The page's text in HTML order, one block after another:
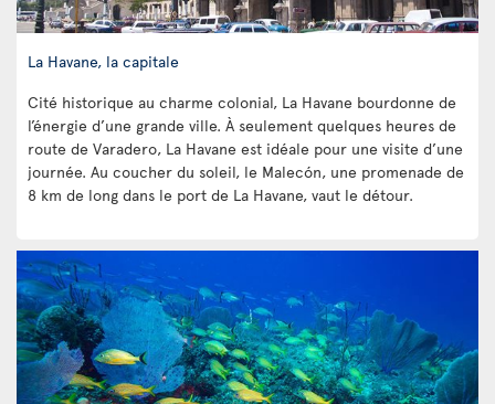
La Havane, la capitale
Cité historique au charme colonial, La Havane bourdonne de
l’énergie d’une grande ville. À seulement quelques heures de
route de Varadero, La Havane est idéale pour une visite d’une
journée. Au coucher du soleil, le Malecón, une promenade de
8 km de long dans le port de La Havane, vaut le détour.